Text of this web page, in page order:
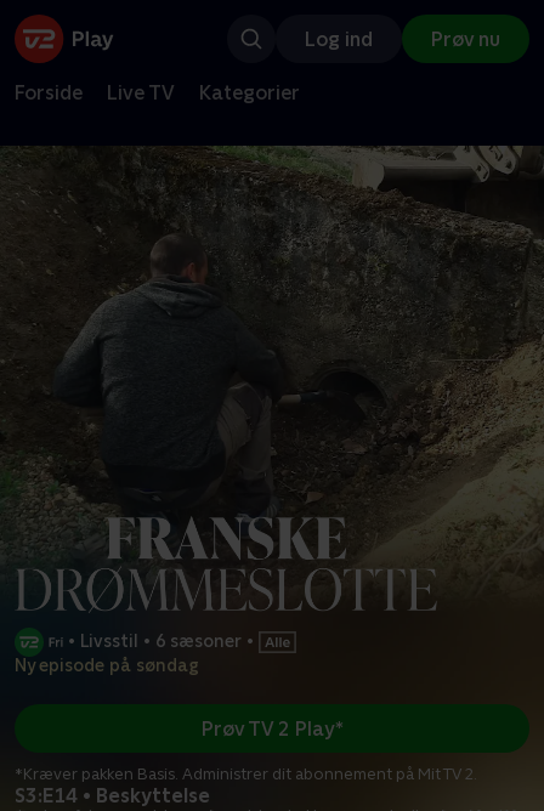
Log ind Prøv nu
Forside Live TV Kategorier
• Livsstil • 6 sæsoner •
Ny episode på søndag
S3:E14 • Beskyttelse
Prøv TV 2 Play*
*Kræver pakken Basis. Administrer dit abonnement på Mit TV 2.